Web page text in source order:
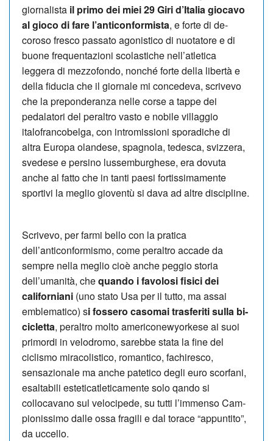
giornalista il pri­mo dei miei 29 Giri d’I­ta­lia giocavo
al gioco di fare l’anticonformista, e forte di de­
coroso fresco passato agonistico di nuotatore e di
buone frequentazioni scolastiche nell’atletica
leggera di mezzofondo, nonché forte della libertà e
della fiducia che il giornale mi concedeva, scrivevo
che la pre­ponderanza nelle corse a tappe dei
pedalatori del peraltro vasto e nobile villaggio
italofrancobelga, con intromissioni sporadiche di
altra Eu­ropa olandese, spagnola, tedesca, svizzera,
svedese e persino lussemburghese, era dovuta
anche al fatto che in tanti pae­si fortissimamente
sportivi la meglio gioventù si dava ad al­tre discipline.
Scrivevo, per farmi bello con la pratica
dell’anticonformismo, come peraltro accade da
sempre nel­la meglio cioè anche peggio storia
dell’umanità, chequando i favolosi fisici dei
californiani (uno stato Usa per il tut­to, ma assai
emblematico) si fossero casomai trasferiti sulla bi­
cicletta, peraltro molto americonewyorkese ai suoi
primordi in velodromo, sarebbe stata la fine del
ciclismo miracolistico, romantico, fachiresco,
sensazionale ma anche pa­tetico degli euro scorfani,
esaltabili esteticatleticamente solo qando si
collocavano sul velocipede, su tutti l’immenso Cam­
pionissimo dalle ossa fragili e dal torace “appuntito”,
da uccello.